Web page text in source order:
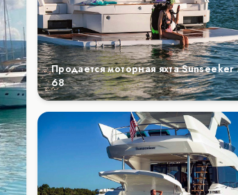
Продается моторная яхта
68